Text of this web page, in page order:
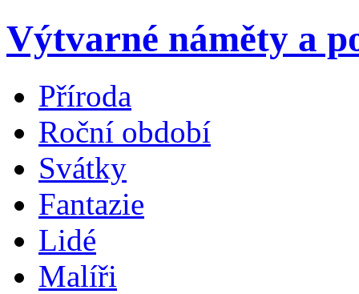
Výtvarné náměty a
Příroda
Roční období
Svátky
Fantazie
Lidé
Malíři